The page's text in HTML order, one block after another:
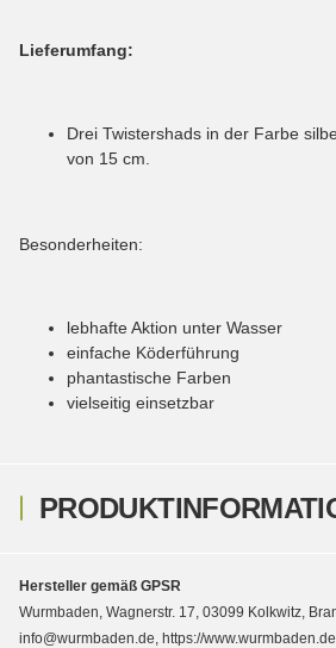
Lieferumfang:
Drei Twistershads in der Farbe
von 15 cm.
Besonderheiten:
lebhafte Aktion unter Wasser
einfache Köderführung
phantastische Farben
vielseitig einsetzbar
Hersteller gemäß GPSR
Wurmbaden, Wagnerstr. 17, 03099 Kolkwitz,
info@wurmbaden.de, https://www.wurmbaden.de